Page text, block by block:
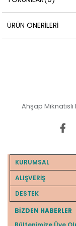
ÜRÜN ÖNERILERI
Ahşap
KURUMSAL
ALIŞVERİŞ
DESTEK
BIZDEN HABERLER